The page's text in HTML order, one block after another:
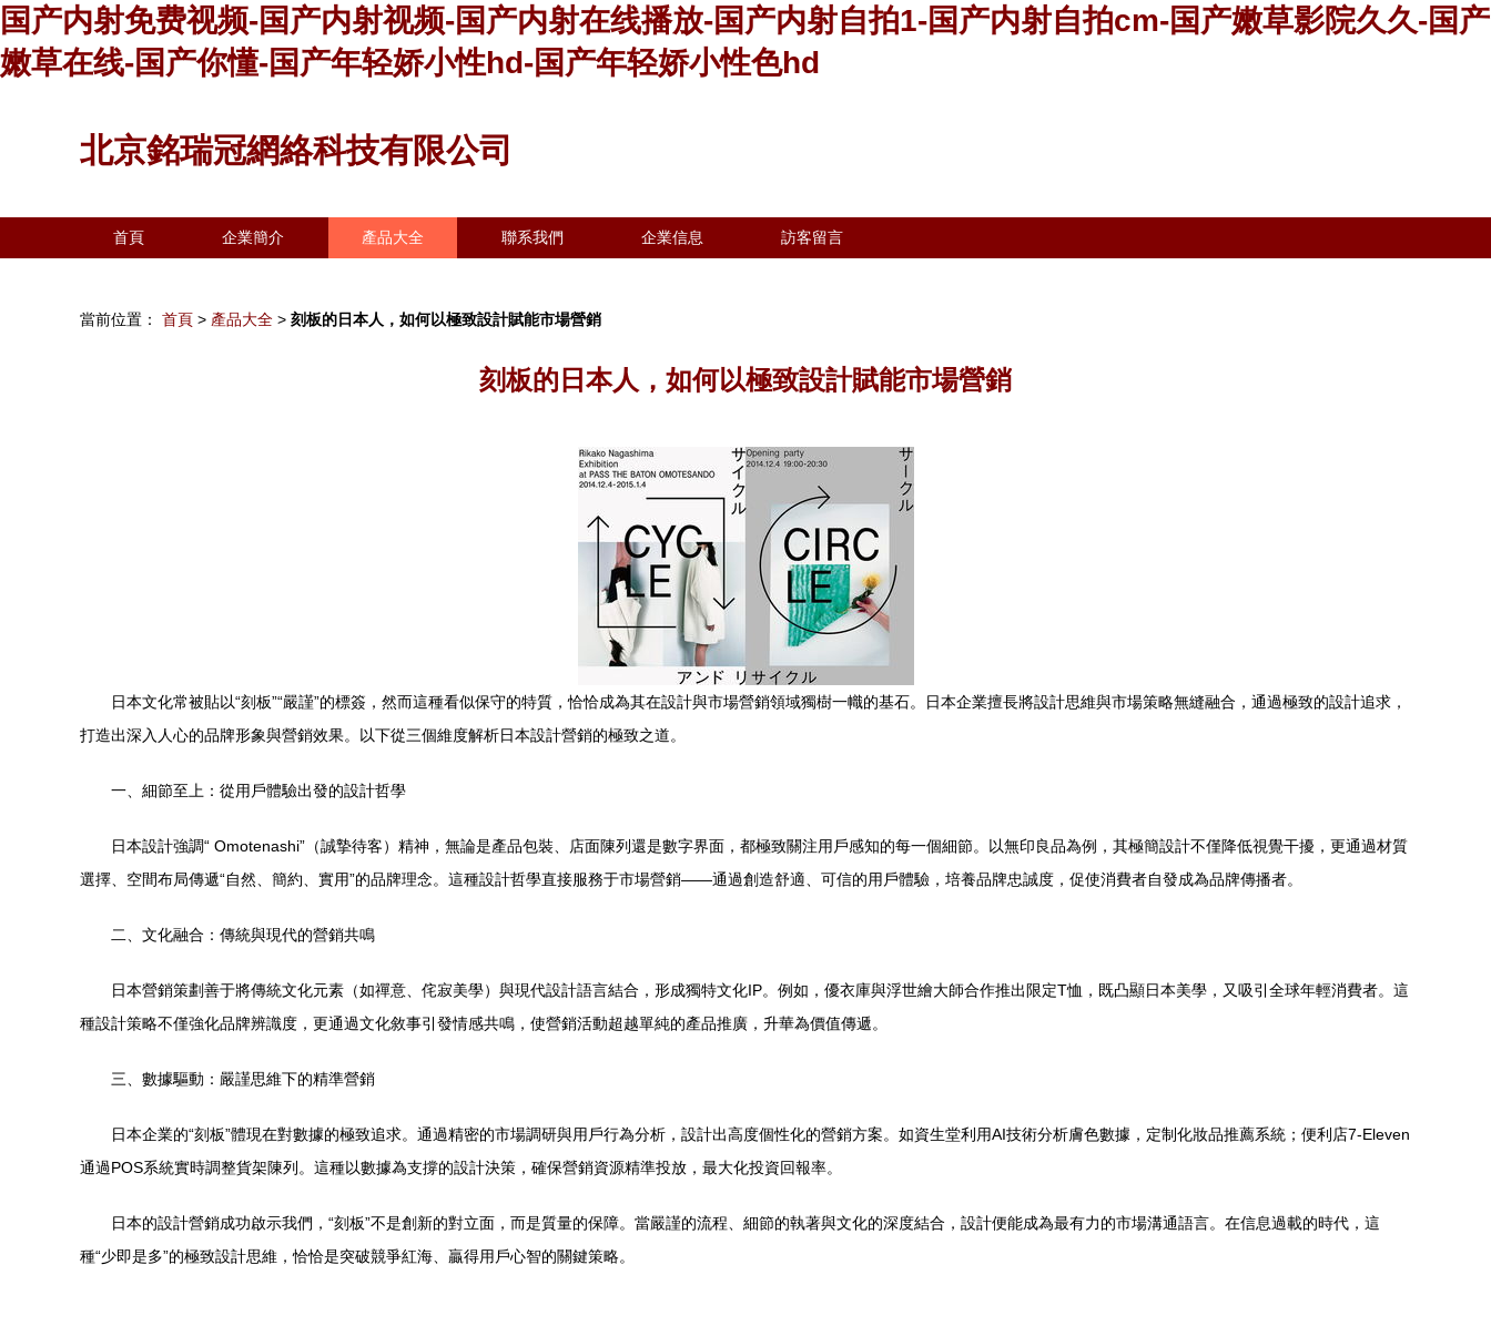
国产内射免费视频-国产内射视频-国产内射在线播放-国产内射自拍1-国产内射自拍cm-国产嫩草影院久久-国产
嫩草在线-国产你懂-国产年轻娇小性hd-国产年轻娇小性色hd
北京銘瑞冠網絡科技有限公司
首頁 企業簡介 產品大全 聯系我們 企業信息 訪客留言
當前位置： 首頁 > 產品大全 > 刻板的日本人，如何以極致設計賦能市場營銷
刻板的日本人，如何以極致設計賦能市場營銷
日本文化常被貼以“刻板”“嚴謹”的標簽，然而這種看似保守的特質，恰恰成為其在設計與市場營銷領域獨樹一幟的基石。日本企業擅長將設計思維與市場策略無縫融合，通過極致的設計追求，
打造出深入人心的品牌形象與營銷效果。以下從三個維度解析日本設計營銷的極致之道。
一、細節至上：從用戶體驗出發的設計哲學
日本設計強調“ Omotenashi”（誠摯待客）精神，無論是產品包裝、店面陳列還是數字界面，都極致關注用戶感知的每一個細節。以無印良品為例，其極簡設計不僅降低視覺干擾，更通過材質
選擇、空間布局傳遞“自然、簡約、實用”的品牌理念。這種設計哲學直接服務于市場營銷——通過創造舒適、可信的用戶體驗，培養品牌忠誠度，促使消費者自發成為品牌傳播者。
二、文化融合：傳統與現代的營銷共鳴
日本營銷策劃善于將傳統文化元素（如禪意、侘寂美學）與現代設計語言結合，形成獨特文化IP。例如，優衣庫與浮世繪大師合作推出限定T恤，既凸顯日本美學，又吸引全球年輕消費者。這
種設計策略不僅強化品牌辨識度，更通過文化敘事引發情感共鳴，使營銷活動超越單純的產品推廣，升華為價值傳遞。
三、數據驅動：嚴謹思維下的精準營銷
日本企業的“刻板”體現在對數據的極致追求。通過精密的市場調研與用戶行為分析，設計出高度個性化的營銷方案。如資生堂利用AI技術分析膚色數據，定制化妝品推薦系統；便利店7-Eleven
通過POS系統實時調整貨架陳列。這種以數據為支撐的設計決策，確保營銷資源精準投放，最大化投資回報率。
日本的設計營銷成功啟示我們，“刻板”不是創新的對立面，而是質量的保障。當嚴謹的流程、細節的執著與文化的深度結合，設計便能成為最有力的市場溝通語言。在信息過載的時代，這
種“少即是多”的極致設計思維，恰恰是突破競爭紅海、贏得用戶心智的關鍵策略。